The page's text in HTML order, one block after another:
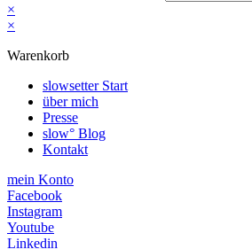
×
×
Warenkorb
slowsetter Start
über mich
Presse
slow° Blog
Kontakt
mein Konto
Facebook
Instagram
Youtube
Linkedin